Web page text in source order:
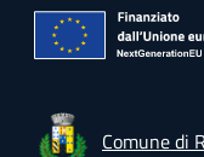
Comune di